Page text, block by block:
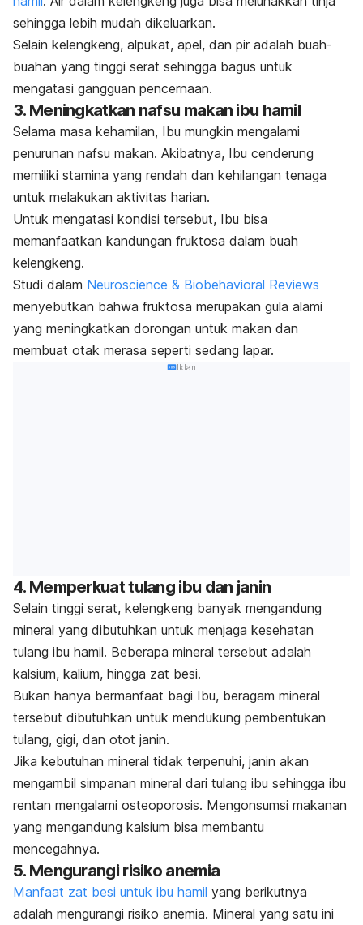
sehingga lebih mudah dikeluarkan.
Selain kelengkeng, alpukat, apel, dan pir adalah buah-
buahan yang tinggi serat sehingga bagus untuk
mengatasi gangguan pencernaan.
3. Meningkatkan nafsu makan ibu hamil
Selama masa kehamilan, Ibu mungkin mengalami
penurunan nafsu makan. Akibatnya, Ibu cenderung
memiliki stamina yang rendah dan kehilangan tenaga
untuk melakukan aktivitas harian.
Untuk mengatasi kondisi tersebut, Ibu bisa
memanfaatkan kandungan fruktosa dalam buah
kelengkeng.
Studi dalam Neuroscience & Biobehavioral Reviews
menyebutkan bahwa fruktosa merupakan gula alami
yang meningkatkan dorongan untuk makan dan
membuat otak merasa seperti sedang lapar.
Iklan
4. Memperkuat tulang ibu dan janin
Selain tinggi serat, kelengkeng banyak mengandung
mineral yang dibutuhkan untuk menjaga kesehatan
tulang ibu hamil. Beberapa mineral tersebut adalah
kalsium, kalium, hingga zat besi.
Bukan hanya bermanfaat bagi Ibu, beragam mineral
tersebut dibutuhkan untuk mendukung pembentukan
tulang, gigi, dan otot janin.
Jika kebutuhan mineral tidak terpenuhi, janin akan
mengambil simpanan mineral dari tulang ibu sehingga ibu
rentan mengalami osteoporosis. Mengonsumsi makanan
yang mengandung kalsium bisa membantu
mencegahnya.
5. Mengurangi risiko anemia
Manfaat zat besi untuk ibu hamil yang berikutnya
adalah mengurangi risiko anemia. Mineral yang satu ini